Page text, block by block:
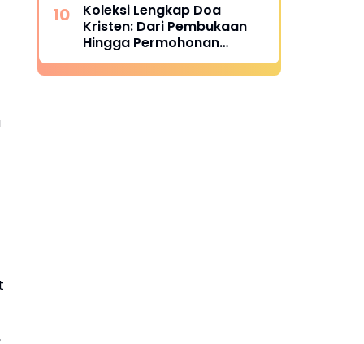
Koleksi Lengkap Doa
Kristen: Dari Pembukaan
Hingga Permohonan
Syafaat